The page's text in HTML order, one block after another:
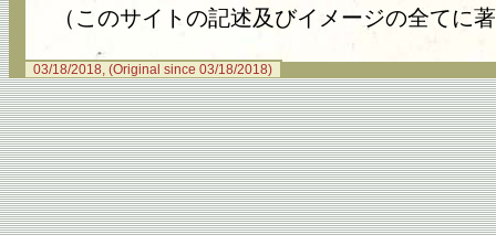
（このサイトの記述及びイメージの全てに
03/18/2018, (Original since 03/18/2018)